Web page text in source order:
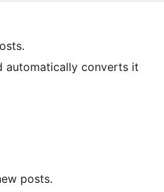
automatically converts it
posts.